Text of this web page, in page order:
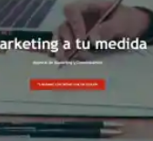
2026